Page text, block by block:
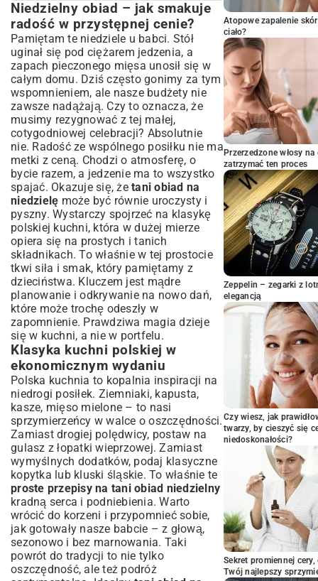
Niedzielny obiad – jak smakuje radość w
przystępnej cenie?
Klasyka kuchni polskiej w ekonomicznym
wydaniu
Tradycyjne dania mięsne bez
nadwyrężania budżetu
Sekrety doskonałego kotleta mielonego
Gulasz – sycący i tani pomysł na obiad
Bezmięsne inspiracje – smacznie i zdrowo
Warzywne zapiekanki – pyszne i proste
Zupy kremowe – sytość i smak za grosze
Kreatywne rozwiązania na tani niedzielny
stół
Dania jednogarnkowe, które pokocha cała
rodzina
Szybkie i tanie lasagne
Curry – egzotyczna podróż za niewielką
cenę
Wykorzystanie resztek i sezonowych
produktów
Przepisy na „zero waste” w kuchni
Sekrety oszczędzania w kuchni – jak
planować i kupować?
Lista zakupów – Twój najlepszy
sprzymierzeniec
Gotowanie z wyprzedzeniem – meal prep
po polsku
Deser, który nie zrujnuje budżetu
Proste ciasta i słodkości na niedzielne
popołudnie
Podsumowanie: Smaczny i tani obiad to
sztuka
Niedzielny obiad – jak smakuje
radość w przystępnej cenie?
Pamiętam te niedziele u babci. Stół
uginał się pod ciężarem jedzenia, a
zapach pieczonego mięsa unosił się w
całym domu. Dziś często gonimy za tym
wspomnieniem, ale nasze budżety nie
zawsze nadążają. Czy to oznacza, że
musimy rezygnować z tej małej,
cotygodniowej celebracji? Absolutnie
nie. Radość ze wspólnego posiłku nie ma
metki z ceną. Chodzi o atmosferę, o
bycie razem, a jedzenie ma to wszystko
spajać. Okazuje się, że tani obiad na
niedzielę może być równie uroczysty i
pyszny. Wystarczy spojrzeć na klasykę
polskiej kuchni, która w dużej mierze
opiera się na prostych i tanich
składnikach. To właśnie w tej prostocie
tkwi siła i smak, który pamiętamy z
dzieciństwa. Kluczem jest mądre
planowanie i odkrywanie na nowo dań,
które może trochę odeszły w
zapomnienie. Prawdziwa magia dzieje
się w kuchni, a nie w portfelu.
Klasyka kuchni polskiej w
ekonomicznym wydaniu
Polska kuchnia to kopalnia inspiracji na
niedrogi posiłek. Ziemniaki, kapusta,
kasze, mięso mielone – to nasi
sprzymierzeńcy w walce o oszczędności.
Zamiast drogiej polędwicy, postaw na
gulasz z łopatki wieprzowej. Zamiast
wymyślnych dodatków, podaj klasyczne
kopytka lub kluski śląskie. To właśnie te
proste przepisy na tani obiad niedzielny
kradną serca i podniebienia. Warto
wrócić do korzeni i przypomnieć sobie,
jak gotowały nasze babcie – z głową,
sezonowo i bez marnowania. Taki
powrót do tradycji to nie tylko
oszczędność, ale też podróż
Atopowe zapalenie
ciało?
Przerzedzone włosy
zatrzymać ten proces
Zeppelin – zegarki z
elegancją
Czy wiesz, jak
twarzy, by cieszyć się
niedoskonałości?
Sekret promiennej
Twój najlepszy